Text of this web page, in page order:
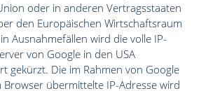
oder in anderen Vertragsstaaten
den Europäischen Wirtschaftsraum
Ausnahmefällen wird die volle IP-
von Google in den USA
gekürzt. Die im Rahmen von Google
Browser übermittelte IP-Adresse wird